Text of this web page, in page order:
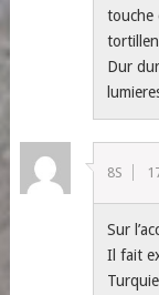
touche
Dur
8S
Sur
Il fait